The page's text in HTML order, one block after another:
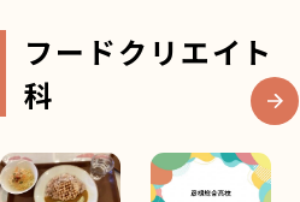
フードクリエイト
科